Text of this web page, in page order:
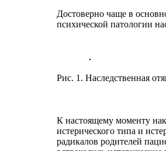
Достоверно чаще в
психической патологии
Рис. 1. Наследственная
К настоящему моменту
истерического типа и
радикалов родителей